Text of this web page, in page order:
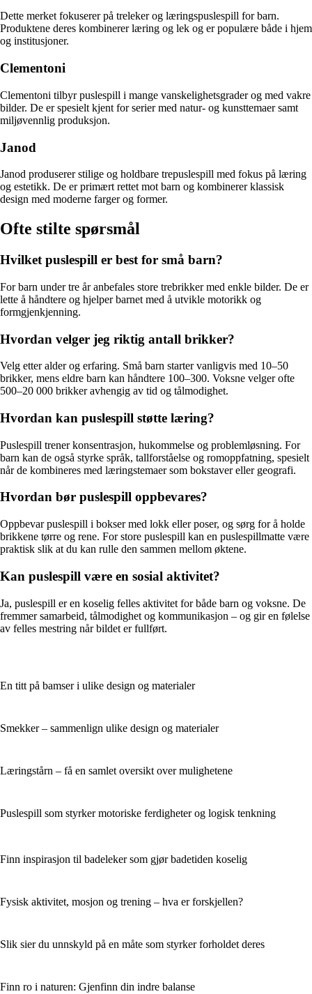
Dette merket fokuserer på treleker og læringspuslespill for barn.
Produktene deres kombinerer læring og lek og er populære både i hjem
og institusjoner.
Clementoni
Clementoni tilbyr puslespill i mange vanskelighetsgrader og med vakre
bilder. De er spesielt kjent for serier med natur- og kunsttemaer samt
miljøvennlig produksjon.
Janod
Janod produserer stilige og holdbare trepuslespill med fokus på læring
og estetikk. De er primært rettet mot barn og kombinerer klassisk
design med moderne farger og former.
Ofte stilte spørsmål
Hvilket puslespill er best for små barn?
For barn under tre år anbefales store trebrikker med enkle bilder. De er
lette å håndtere og hjelper barnet med å utvikle motorikk og
formgjenkjenning.
Hvordan velger jeg riktig antall brikker?
Velg etter alder og erfaring. Små barn starter vanligvis med 10–50
brikker, mens eldre barn kan håndtere 100–300. Voksne velger ofte
500–20 000 brikker avhengig av tid og tålmodighet.
Hvordan kan puslespill støtte læring?
Puslespill trener konsentrasjon, hukommelse og problemløsning. For
barn kan de også styrke språk, tallforståelse og romoppfatning, spesielt
når de kombineres med læringstemaer som bokstaver eller geografi.
Hvordan bør puslespill oppbevares?
Oppbevar puslespill i bokser med lokk eller poser, og sørg for å holde
brikkene tørre og rene. For store puslespill kan en puslespillmatte være
praktisk slik at du kan rulle den sammen mellom øktene.
Kan puslespill være en sosial aktivitet?
Ja, puslespill er en koselig felles aktivitet for både barn og voksne. De
fremmer samarbeid, tålmodighet og kommunikasjon – og gir en følelse
av felles mestring når bildet er fullført.
En titt på bamser i ulike design og materialer
Smekker – sammenlign ulike design og materialer
Læringstårn – få en samlet oversikt over mulighetene
Puslespill som styrker motoriske ferdigheter og logisk tenkning
Finn inspirasjon til badeleker som gjør badetiden koselig
Fysisk aktivitet, mosjon og trening – hva er forskjellen?
Slik sier du unnskyld på en måte som styrker forholdet deres
Finn ro i naturen: Gjenfinn din indre balanse